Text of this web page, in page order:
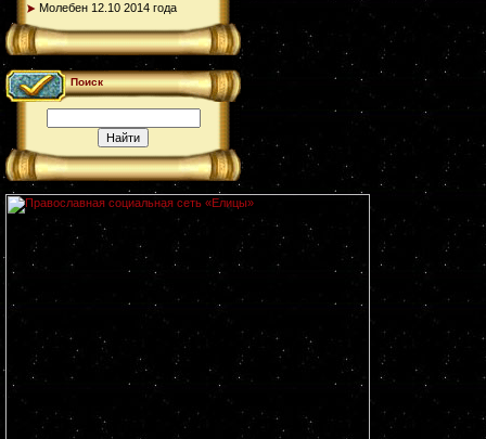
Молебен 12.10 2014 года
Поиск